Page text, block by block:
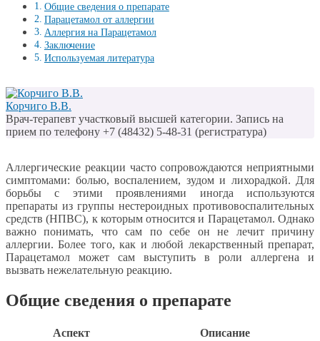
Общие сведения о препарате
Парацетамол от аллергии
Аллергия на Парацетамол
Заключение
Используемая литература
Корчиго В.В.
Врач-терапевт участковый высшей категории. Запись на
прием по телефону +7 (48432) 5-48-31 (регистратура)
Аллергические реакции часто сопровождаются неприятными
симптомами: болью, воспалением, зудом и лихорадкой. Для
борьбы с этими проявлениями иногда используются
препараты из группы нестероидных противовоспалительных
средств (НПВС), к которым относится и Парацетамол. Однако
важно понимать, что сам по себе он не лечит причину
аллергии. Более того, как и любой лекарственный препарат,
Парацетамол может сам выступить в роли аллергена и
вызвать нежелательную реакцию.
Общие сведения о препарате
Аспект Описание